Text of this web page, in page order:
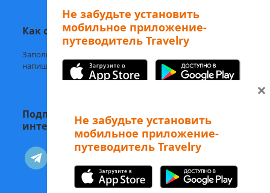
Как с нами связаться
Заполните
напишите нам в Telegramили на welcome@mytravelry.com
Подписывайтесь на Travelry — с нами
интересно и полезно!
telegram vkontakte
Не забудьте установить
мобильное приложение-
путеводитель Travelry
А еще наши аудиоэкскурсии
Изучайте Рим с
Не забудьте установить
мобильное приложение-
путеводитель Travelry
×